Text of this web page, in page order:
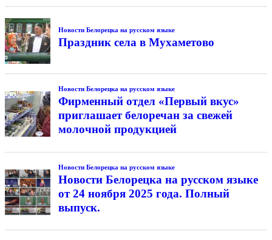
Новости Белорецка на русском языке
Праздник села в Мухаметово
Новости Белорецка на русском языке
Фирменный отдел «Первый вкус»
приглашает белоречан за свежей
молочной продукцией
Новости Белорецка на русском языке
Новости Белорецка на русском языке
от 24 ноября 2025 года. Полный
выпуск.